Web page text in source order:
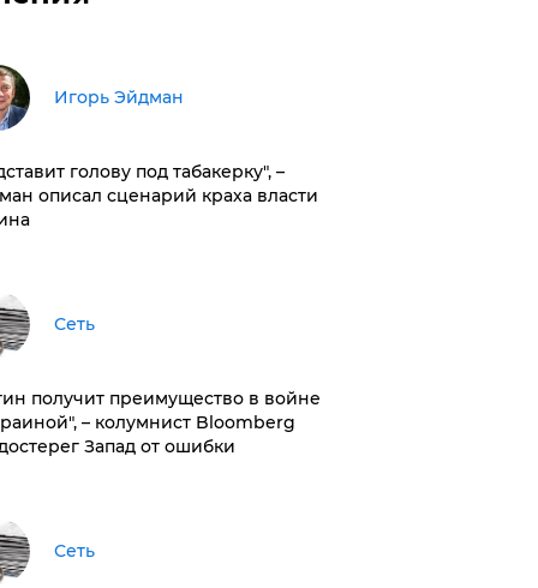
Игорь Эйдман
голову под табакерку", –
описал сценарий краха власти
Сеть
получит преимущество в войне
– колумнист Bloomberg
Запад от ошибки
Сеть